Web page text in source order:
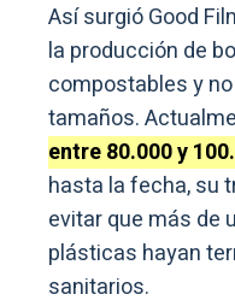
Así surgió Good
la producción de
compostables y
tamaños.
entre 80.000 y
hasta la fecha, su
evitar que más de
plásticas hayan
sanitarios.